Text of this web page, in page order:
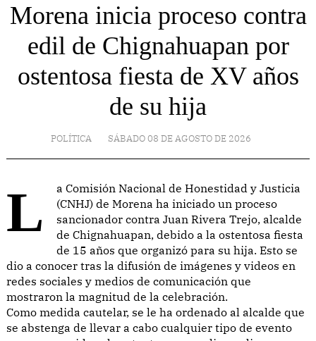
Morena inicia proceso contra
edil de Chignahuapan por
ostentosa fiesta de XV años
de su hija
POLÍTICA SÁBADO 08 DE AGOSTO DE 2026
La Comisión Nacional de Honestidad y Justicia
(CNHJ) de Morena ha iniciado un proceso
sancionador contra Juan Rivera Trejo, alcalde
de Chignahuapan, debido a la ostentosa fiesta
de 15 años que organizó para su hija. Esto se
dio a conocer tras la difusión de imágenes y videos en
redes sociales y medios de comunicación que
mostraron la magnitud de la celebración.
Como medida cautelar, se le ha ordenado al alcalde que
se abstenga de llevar a cabo cualquier tipo de evento